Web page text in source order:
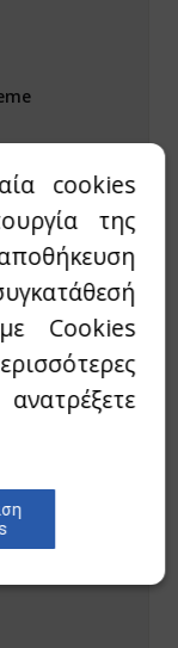
1000mg)
cookies
της
Cookies